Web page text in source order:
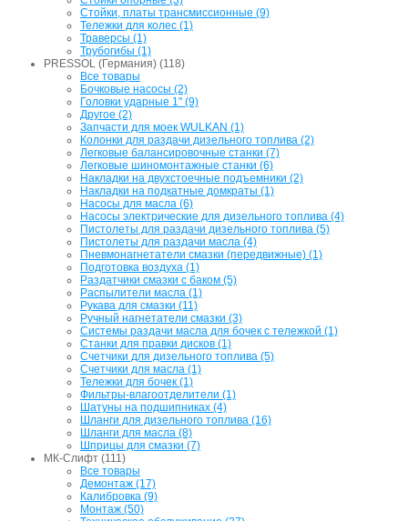
Стойки, платы трансмиссионные (9)
Тележки для колес (1)
Траверсы (1)
Трубогибы (1)
PRESSOL (Германия) (118)
Все товары
Бочковые насосы (2)
Головки ударные 1" (9)
Другое (2)
Запчасти для моек WULKAN (1)
Колонки для раздачи дизельного топлива (2)
Легковые балансировочные станки (7)
Легковые шиномонтажные станки (6)
Накладки на двухстоечные подъемники (2)
Накладки на подкатные домкраты (1)
Насосы для масла (6)
Насосы электрические для дизельного топлива (4)
Пистолеты для раздачи дизельного топлива (5)
Пистолеты для раздачи масла (4)
Пневмонагнетатели смазки (передвижные) (1)
Подготовка воздуха (1)
Раздатчики смазки с баком (5)
Распылители масла (1)
Рукава для смазки (11)
Ручный нагнетатели смазки (3)
Системы раздачи масла для бочек с тележкой (1)
Станки для правки дисков (1)
Счетчики для дизельного топлива (5)
Счетчики для масла (1)
Тележки для бочек (1)
Фильтры-влагоотделители (1)
Шатуны на подшипниках (4)
Шланги для дизельного топлива (16)
Шланги для масла (8)
Шприцы для смазки (7)
МК-Слифт (111)
Все товары
Демонтаж (17)
Калибровка (9)
Монтаж (50)